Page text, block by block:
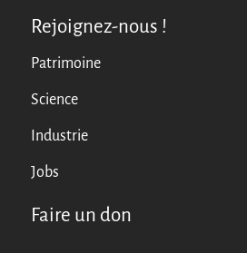
Publications
Rapports Annuels
Español
Rejoignez-nous !
Patrimoine
Science
Industrie
Jobs
Faire un don